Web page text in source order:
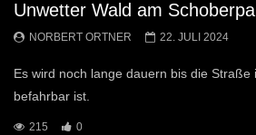
Unwetter Wald am
NORBERT ORTNER 22. JULI 2024
Es wird noch lange dauern bis die Straße
befahrbar ist.
215 0